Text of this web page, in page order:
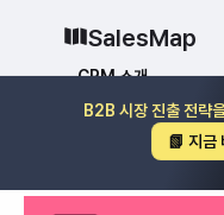
B2B 시장 진출 전략
📗 지금
SalesMap
vs 세일즈포스
Why CRM
CRM 소개